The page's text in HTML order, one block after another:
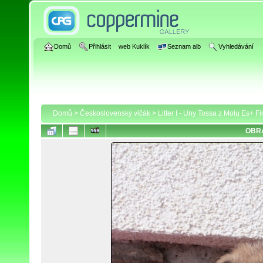
Domů Přihlásit web Kuklík Seznam alb Vyhledávání
Domů > Československý vlčák > Litter I - Uny Tossa z Molu Es+